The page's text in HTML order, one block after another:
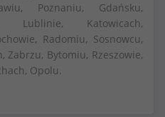
Poznaniu, Gdańsku,
Lublinie, Katowicach,
Radomiu, Sosnowcu,
Zabrzu, Bytomiu, Rzeszowie,
Opolu.